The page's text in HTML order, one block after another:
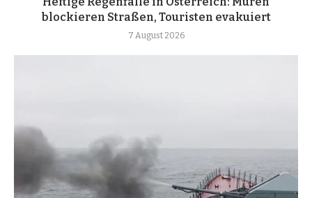
blockieren Straßen, Touristen evakuiert
7 August 2026